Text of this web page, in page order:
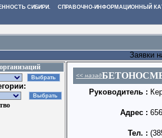
СИБИРИ. СПРАВОЧНО-ИНФОРМАЦИОННЫЙ
Заявки
<< назад
Руководитель :
Адрес :
Тел. :